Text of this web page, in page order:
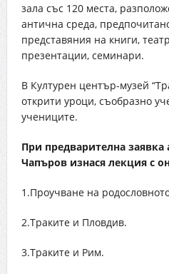
зала със 120 места,
антична среда,
представяния на книги,
презентации, семинари.
В Културен център-музей
открити уроци, съобразно
учениците.
При предварителна
Чапъров изнася лекция с
1.Проучване на
2.Траките и Пловдив.
3.Траките и Рим.